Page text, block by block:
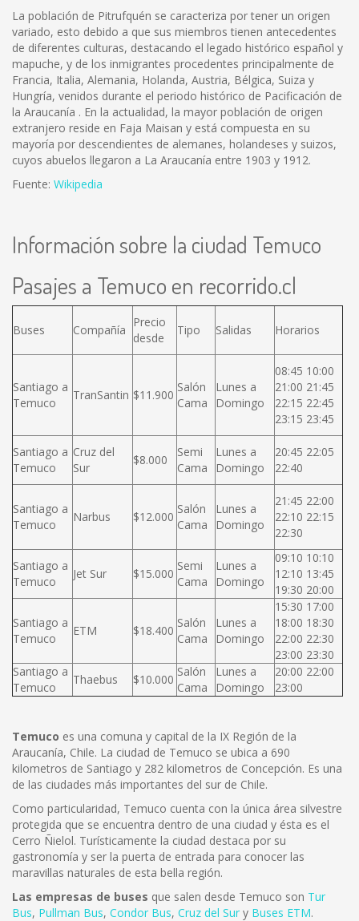
La población de Pitrufquén se caracteriza por tener un origen
variado, esto debido a que sus miembros tienen antecedentes
de diferentes culturas, destacando el legado histórico español y
mapuche, y de los inmigrantes procedentes principalmente de
Francia, Italia, Alemania, Holanda, Austria, Bélgica, Suiza y
Hungría, venidos durante el periodo histórico de Pacificación de
la Araucanía . En la actualidad, la mayor población de origen
extranjero reside en Faja Maisan y está compuesta en su
mayoría por descendientes de alemanes, holandeses y suizos,
cuyos abuelos llegaron a La Araucanía entre 1903 y 1912.
Fuente: Wikipedia
Información sobre la ciudad Temuco
Pasajes a Temuco en recorrido.cl
Buses Compañía
Precio
desde
Tipo Salidas Horarios
Santiago a
Temuco
TranSantin $11.900
Salón
Cama
Lunes a
Domingo
08:45 10:00
21:00 21:45
22:15 22:45
23:15 23:45
Santiago a
Temuco
Cruz del
Sur
$8.000
Semi
Cama
Lunes a
Domingo
20:45 22:05
22:40
Santiago a
Temuco
Narbus $12.000
Salón
Cama
Lunes a
Domingo
21:45 22:00
22:10 22:15
22:30
Santiago a
Temuco
Jet Sur $15.000
Semi
Cama
Lunes a
Domingo
09:10 10:10
12:10 13:45
19:30 20:00
Santiago a
Temuco
ETM $18.400
Salón
Cama
Lunes a
Domingo
15:30 17:00
18:00 18:30
22:00 22:30
23:00 23:30
Santiago a
Temuco
Thaebus $10.000
Salón
Cama
Lunes a
Domingo
20:00 22:00
23:00
Temuco es una comuna y capital de la IX Región de la
Araucanía, Chile. La ciudad de Temuco se ubica a 690
kilometros de Santiago y 282 kilometros de Concepción. Es una
de las ciudades más importantes del sur de Chile.
Como particularidad, Temuco cuenta con la única área silvestre
protegida que se encuentra dentro de una ciudad y ésta es el
Cerro Ñielol. Turísticamente la ciudad destaca por su
gastronomía y ser la puerta de entrada para conocer las
maravillas naturales de esta bella región.
Las empresas de buses que salen desde Temuco son Tur
Bus, Pullman Bus, Condor Bus, Cruz del Sur y Buses ETM.